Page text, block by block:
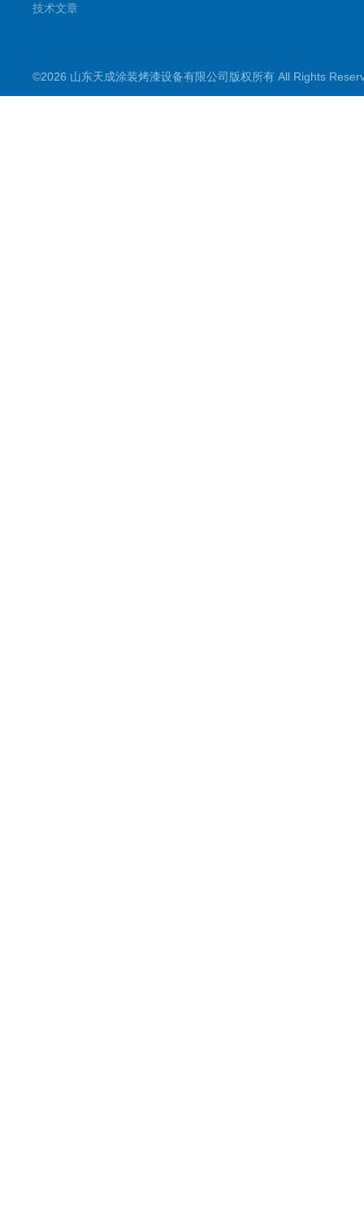
技术文章
©2026 山东天成涂装烤漆设备有限公司版权所有 All Rights